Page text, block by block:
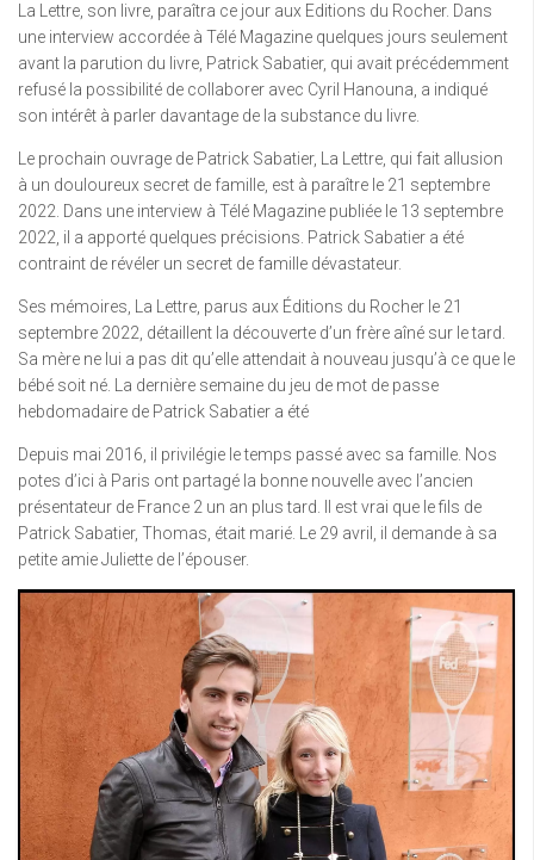
La Lettre, son livre, paraîtra ce jour aux Editions du Rocher. Dans
une interview accordée à Télé Magazine quelques jours seulement
avant la parution du livre, Patrick Sabatier, qui avait précédemment
refusé la possibilité de collaborer avec Cyril Hanouna, a indiqué
son intérêt à parler davantage de la substance du livre.
Le prochain ouvrage de Patrick Sabatier, La Lettre, qui fait allusion
à un douloureux secret de famille, est à paraître le 21 septembre
2022. Dans une interview à Télé Magazine publiée le 13 septembre
2022, il a apporté quelques précisions. Patrick Sabatier a été
contraint de révéler un secret de famille dévastateur.
Ses mémoires, La Lettre, parus aux Éditions du Rocher le 21
septembre 2022, détaillent la découverte d’un frère aîné sur le tard.
Sa mère ne lui a pas dit qu’elle attendait à nouveau jusqu’à ce que le
bébé soit né. La dernière semaine du jeu de mot de passe
hebdomadaire de Patrick Sabatier a été
Depuis mai 2016, il privilégie le temps passé avec sa famille. Nos
potes d’ici à Paris ont partagé la bonne nouvelle avec l’ancien
présentateur de France 2 un an plus tard. Il est vrai que le fils de
Patrick Sabatier, Thomas, était marié. Le 29 avril, il demande à sa
petite amie Juliette de l’épouser.